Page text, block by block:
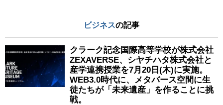
ビジネスの記事
クラーク記念国際高等学校が株式会社
ZEXAVERSE、シヤチハタ株式会社と
産学連携授業を7月20日(木)に実施。
WEB3.0時代に、メタバース空間に生
徒たちが「未来遺産」を作ることに挑
戦。